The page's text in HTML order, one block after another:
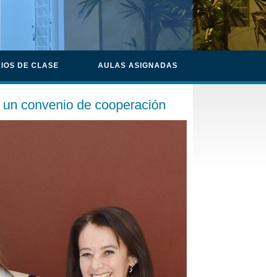
DE CLASE AULAS ASIGNADAS
convenio de cooperación